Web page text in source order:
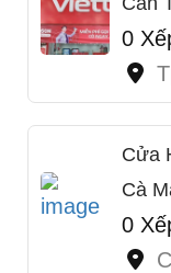
0
Cửa
Cà
0